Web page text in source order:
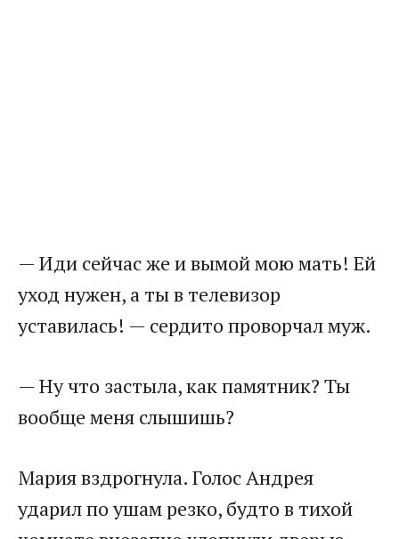
— Иди сейчас же и вымой мою мать! Ей
уход нужен, а ты в телевизор
уставилась! — сердито проворчал муж.
— Ну что застыла, как памятник? Ты
вообще меня слышишь?
Мария вздрогнула. Голос Андрея
ударил по ушам резко, будто в тихой